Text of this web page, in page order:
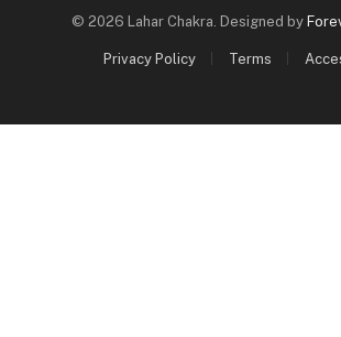
© 2026 Lahar Chakra. Designed by
Privacy Policy Terms